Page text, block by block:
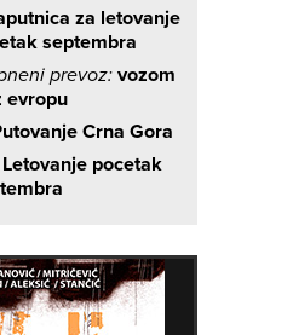
za letovanje
septembra
prevoz: vozom
evropu
Crna Gora
Letovanje pocetak